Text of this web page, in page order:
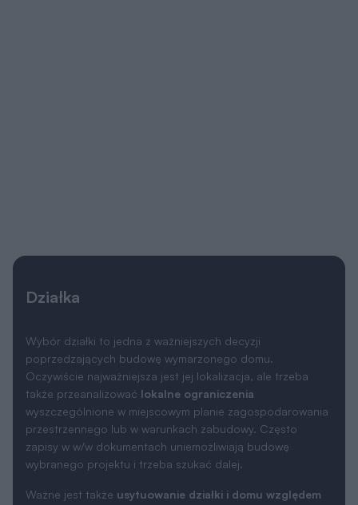
Działka
Wybór działki to jedna z ważniejszych decyzji
poprzedzających budowę wymarzonego domu.
Oczywiście najważniejsza jest jej lokalizacja, ale trzeba
także przeanalizować lokalne ograniczenia
wyszczególnione w miejscowym planie zagospodarowania
przestrzennego lub w warunkach zabudowy. Często
zapisy w w/w dokumentach uniemożliwiają budowę
wybranego projektu i trzeba szukać dalej.
Ważne jest także usytuowanie działki i domu względem